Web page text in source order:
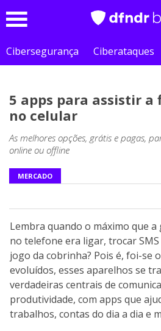
Cibersegurança
Ciberataques
5 apps para assistir a
no celular
As melhores opções, grátis e pagas,
online ou offline
MERCADO
Lembra quando o máximo que a
no telefone era ligar, trocar
jogo da cobrinha? Pois é, foi-se
evoluídos, esses aparelhos se
verdadeiras centrais de
produtividade, com apps que
trabalhos, contas do dia a dia e